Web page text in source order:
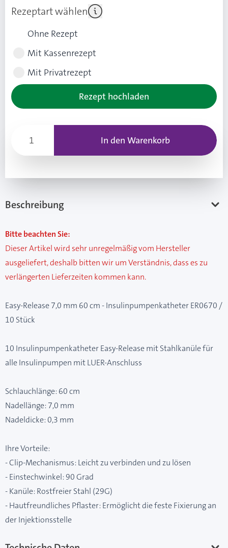
Rezeptart wählen
Ohne Rezept
Mit Kassenrezept
Mit Privatrezept
Rezept hochladen
In den Warenkorb
Beschreibung
Bitte beachten Sie:
Dieser Artikel wird sehr unregelmäßig vom Hersteller
ausgeliefert, deshalb bitten wir um Verständnis, dass es zu
verlängerten Lieferzeiten kommen kann.
Easy-Release 7,0 mm 60 cm - Insulinpumpenkatheter ER0670 /
10 Stück
10 Insulinpumpenkatheter Easy-Release mit Stahlkanüle für
alle Insulinpumpen mit LUER-Anschluss
Schlauchlänge: 60 cm
Nadellänge: 7,0 mm
Nadeldicke: 0,3 mm
Ihre Vorteile:
- Clip-Mechanismus: Leicht zu verbinden und zu lösen
- Einstechwinkel: 90 Grad
- Kanüle: Rostfreier Stahl (29G)
- Hautfreundliches Pflaster: Ermöglicht die feste Fixierung an
der Injektionsstelle